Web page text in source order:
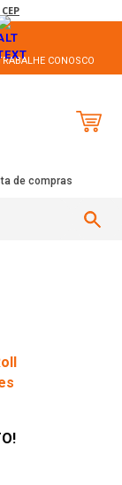
CONOSCO
de compras